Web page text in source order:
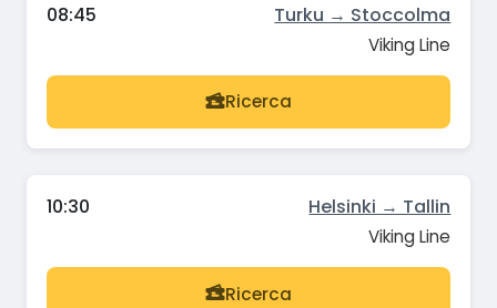
08:45 Turku → Stoccolma
Viking Line
Ricerca
10:30 Helsinki → Tallin
Viking Line
Ricerca